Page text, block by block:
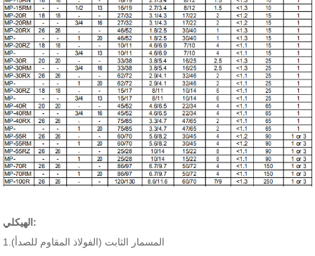
الهيكلي:
1.المسمار الثابت (الفولاذ المقاوم للصدأ)